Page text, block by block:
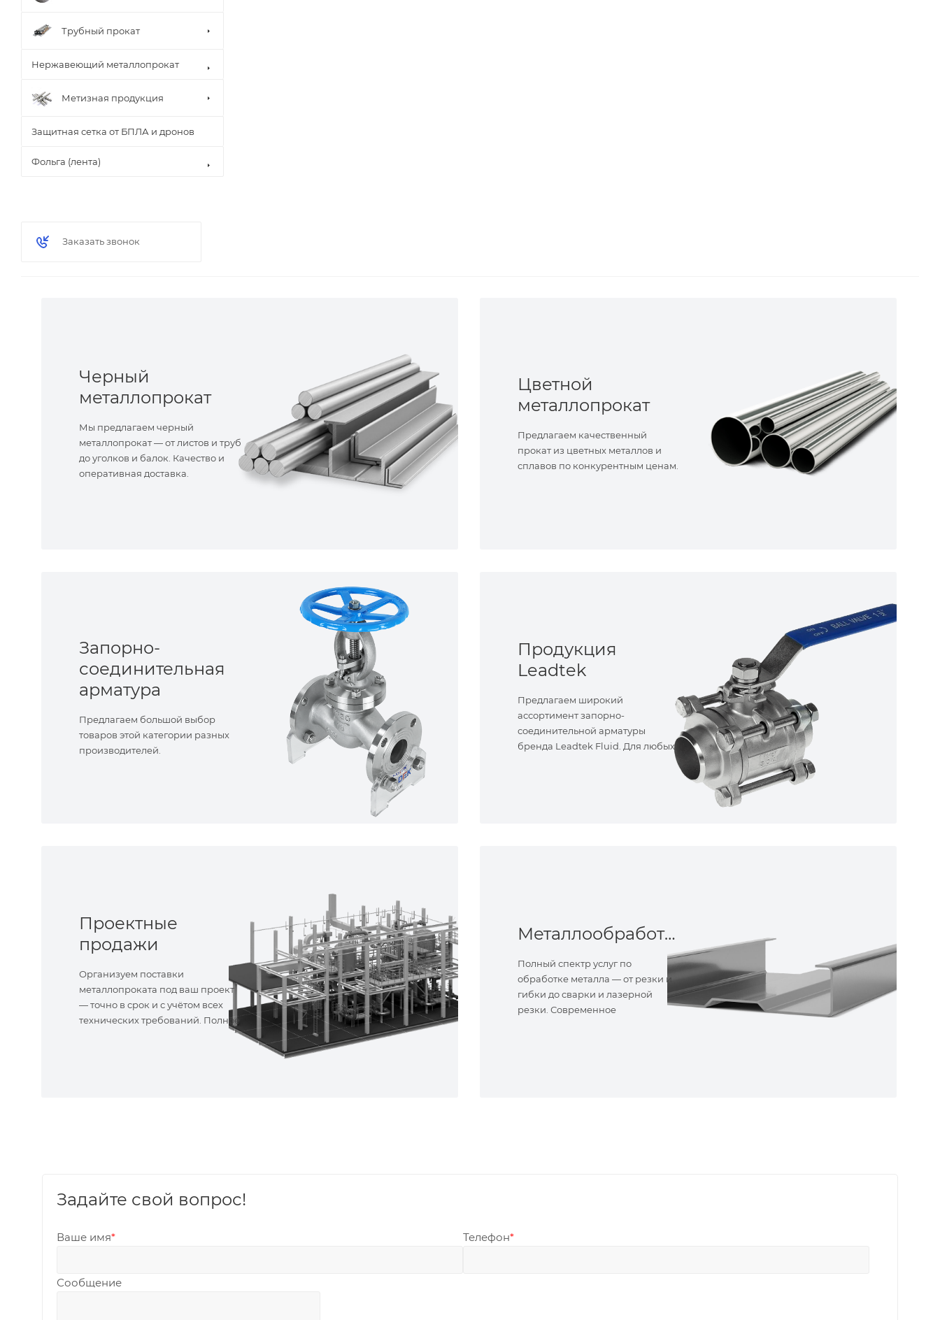
Трубный прокат
Нержавеющий металлопрокат
Метизная продукция
Защитная сетка от БПЛА и дронов
Фольга (лента)
Заказать звонок
Черный
металлопрокат
Мы предлагаем черный
металлопрокат — от листов и труб
до уголков и балок. Качество и
оперативная доставка.
Цветной
металлопрокат
Предлагаем качественный
прокат из цветных металлов и
сплавов по конкурентным ценам.
Запорно-
соединительная
арматура
Предлагаем большой выбор
товаров этой категории разных
производителей.
Продукция
Leadtek
Предлагаем широкий
ассортимент запорно-
соединительной арматуры
бренда Leadtek Fluid. Для любых
Проектные
продажи
Организуем поставки
металлопроката под ваш проект
— точно в срок и с учётом всех
технических требований. Полное
Металлообработка
Полный спектр услуг по
обработке металла — от резки и
гибки до сварки и лазерной
резки. Современное
Задайте свой вопрос!
Ваше имя* Телефон*
Сообщение